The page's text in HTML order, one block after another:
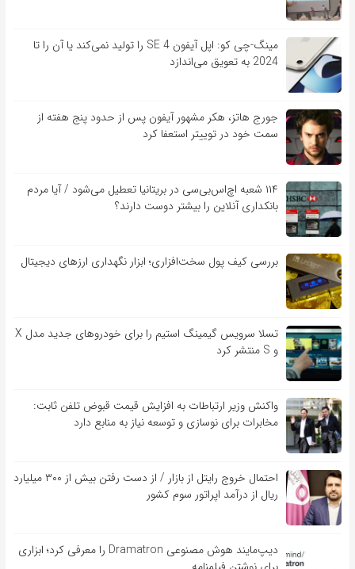
مینگ-چی کو: اپل آیفون SE 4 را تولید نمی‌کند یا آن را تا
2024 به تعویق می‌اندازد
جورج هاتز، هکر مشهور آیفون پس از حدود پنج هفته از
سمت خود در توییتر استعفا کرد
۱۱۴ شعبه اچ‌اس‌بی‌سی در بریتانیا تعطیل می‌شود / آیا مردم
بانکداری آنلاین را بیشتر دوست دارند؟
بررسی کیف‌ پول سخت‌افزاری؛ ابزار نگهداری ارزهای دیجیتال
تسلا سرویس گیمینگ استیم را برای خودروهای جدید مدل X
و S منتشر کرد
واکنش وزیر ارتباطات به افزایش قیمت قبوض تلفن ثابت:
مخابرات برای نوسازی و توسعه نیاز به منابع دارد
احتمال خروج رایتل از بازار / از دست رفتن بیش از ۳۰۰ میلیارد
ریال از درآمد اپراتور سوم کشور
دیپ‌مایند هوش مصنوعی Dramatron را معرفی کرد؛ ابزاری